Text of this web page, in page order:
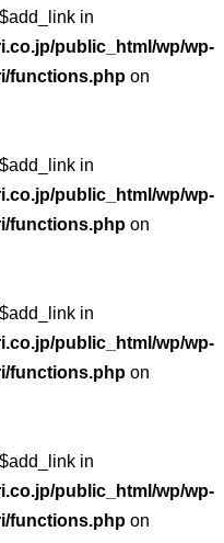
in
public_html/wp/wp-
functions.phpon
in
public_html/wp/wp-
functions.phpon
in
public_html/wp/wp-
functions.phpon
in
public_html/wp/wp-
functions.phpon